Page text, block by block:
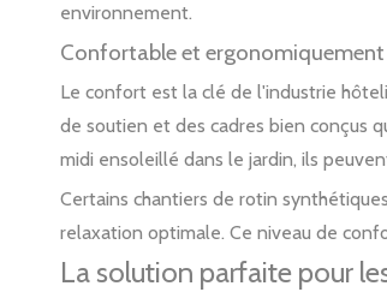
environnement.
Confortable et
Le confort est la clé de l'industrie
de soutien et des cadres bien conçus
midi ensoleillé dans le jardin, ils
Certains chantiers de rotin
relaxation optimale. Ce niveau de
La solution parfaite pour